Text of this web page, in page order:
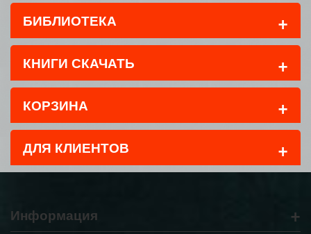
БИБЛИОТЕКА +
КНИГИ СКАЧАТЬ +
КОРЗИНА +
ДЛЯ КЛИЕНТОВ +
Информация +